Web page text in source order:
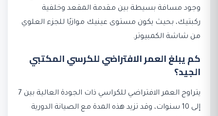
وجود مسافة بسيطة بين مقدمة المقعد وخلفية
ركبتيك، بحيث يكون مستوى عينيك موازيًا للجزء العلوي
من شاشة الكمبيوتر.
كم يبلغ العمر الافتراضي للكرسي المكتبي
الجيد؟
يتراوح العمر الافتراضي للكراسي ذات الجودة العالية بين 7
إلى 10 سنوات، وقد تزيد هذه المدة مع الصيانة الدورية